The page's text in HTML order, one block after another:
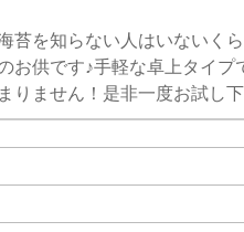
苔を知らない人はいないく
お供です♪手軽な卓上タイプ
りません！是非一度お試し下